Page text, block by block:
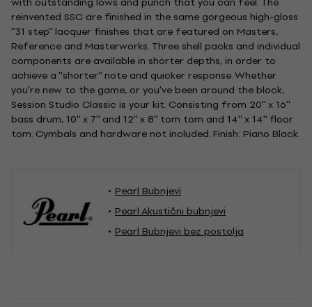
reinvented SSC are finished in the same gorgeous high-gloss
''31 step'' lacquer finishes that are featured on Masters,
Reference and Masterworks. Three shell packs and individual
components are available in shorter depths, in order to
achieve a ''shorter'' note and quicker response. Whether
you're new to the game, or you've been around the block,
Session Studio Classic is your kit. Consisting from 20'' x 16''
bass drum, 10'' x 7'' and 12'' x 8'' tom tom and 14'' x 14'' floor
tom. Cymbals and hardware not included. Finish: Piano Black.
Pearl Bubnjevi
Pearl Akustični bubnjevi
Pearl Bubnjevi bez postolja